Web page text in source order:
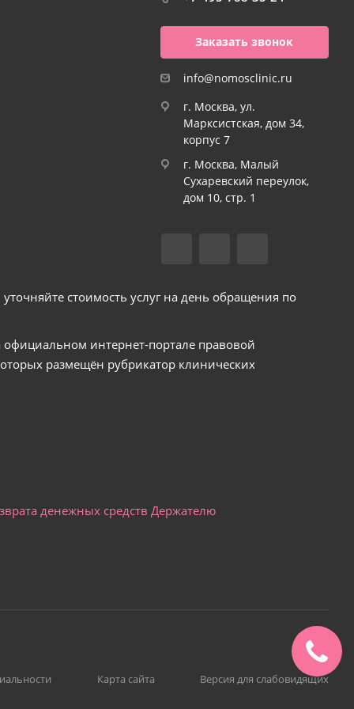
Заказать звонок
info@nomosclinic.ru
г. Москва, ул.
Марксистская, дом 34,
корпус 7
г. Москва, Малый
Сухаревский переулок,
дом 10, стр. 1
стоимость услуг на день обращения по
интернет-портале правовой
размещён рубрикатор клинических
денежных средств Держателю
Карта сайта Версия для слабовидящих